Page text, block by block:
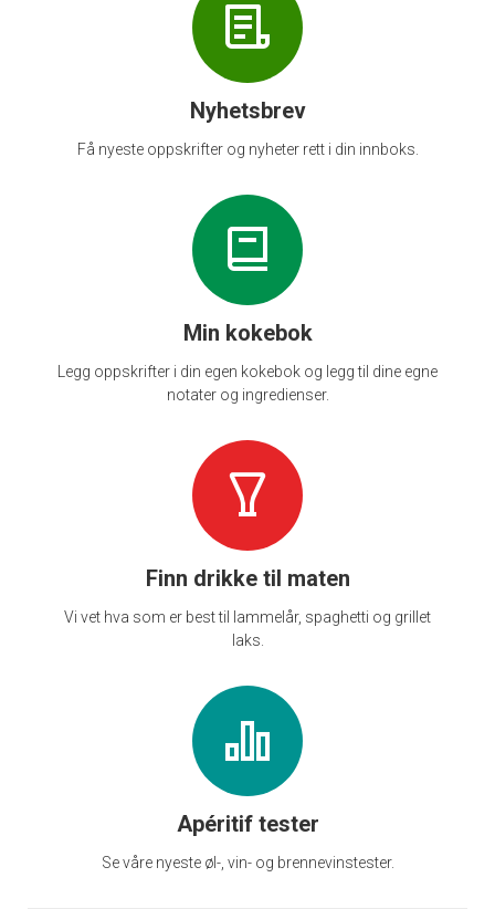
Nyhetsbrev
Få nyeste oppskrifter og nyheter rett i din innboks.
Min kokebok
Legg oppskrifter i din egen kokebok og legg til dine egne
notater og ingredienser.
Finn drikke til maten
Vi vet hva som er best til lammelår, spaghetti og grillet
laks.
Apéritif tester
Se våre nyeste øl-, vin- og brennevinstester.